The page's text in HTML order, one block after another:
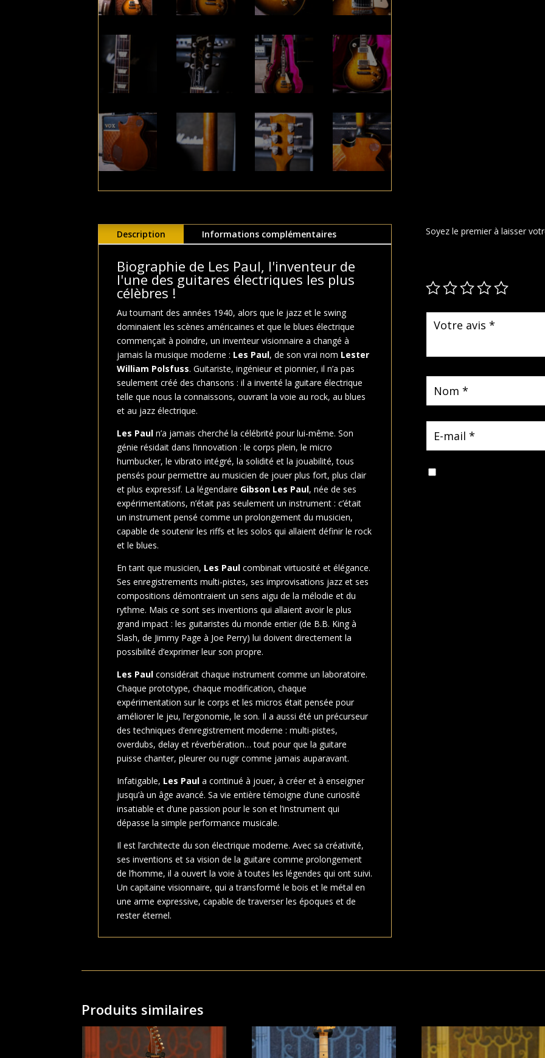
Description Informations complémentaires
Biographie de Les Paul, l'inventeur de
l'une des guitares électriques les plus
célèbres !
Au tournant des années 1940, alors que le jazz et le swing
dominaient les scènes américaines et que le blues électrique
commençait à poindre, un inventeur visionnaire a changé à
jamais la musique moderne : Les Paul, de son vrai nom Lester
William Polsfuss. Guitariste, ingénieur et pionnier, il n’a pas
seulement créé des chansons : il a inventé la guitare électrique
telle que nous la connaissons, ouvrant la voie au rock, au blues
et au jazz électrique.
Les Paul n’a jamais cherché la célébrité pour lui-même. Son
génie résidait dans l’innovation : le corps plein, le micro
humbucker, le vibrato intégré, la solidité et la jouabilité, tous
pensés pour permettre au musicien de jouer plus fort, plus clair
et plus expressif. La légendaire Gibson Les Paul, née de ses
expérimentations, n’était pas seulement un instrument : c’était
un instrument pensé comme un prolongement du musicien,
capable de soutenir les riffs et les solos qui allaient définir le rock
et le blues.
En tant que musicien, Les Paul combinait virtuosité et élégance.
Ses enregistrements multi-pistes, ses improvisations jazz et ses
compositions démontraient un sens aigu de la mélodie et du
rythme. Mais ce sont ses inventions qui allaient avoir le plus
grand impact : les guitaristes du monde entier (de B.B. King à
Slash, de Jimmy Page à Joe Perry) lui doivent directement la
possibilité d’exprimer leur son propre.
Les Paul considérait chaque instrument comme un laboratoire.
Chaque prototype, chaque modification, chaque
expérimentation sur le corps et les micros était pensée pour
améliorer le jeu, l’ergonomie, le son. Il a aussi été un précurseur
des techniques d’enregistrement moderne : multi-pistes,
overdubs, delay et réverbération… tout pour que la guitare
puisse chanter, pleurer ou rugir comme jamais auparavant.
Infatigable, Les Paul a continué à jouer, à créer et à enseigner
jusqu’à un âge avancé. Sa vie entière témoigne d’une curiosité
insatiable et d’une passion pour le son et l’instrument qui
dépasse la simple performance musicale.
Il est l’architecte du son électrique moderne. Avec sa créativité,
ses inventions et sa vision de la guitare comme prolongement
de l’homme, il a ouvert la voie à toutes les légendes qui ont suivi.
Un capitaine visionnaire, qui a transformé le bois et le métal en
une arme expressive, capable de traverser les époques et de
rester éternel.
Soyez le premier à laisser
Produits similaires